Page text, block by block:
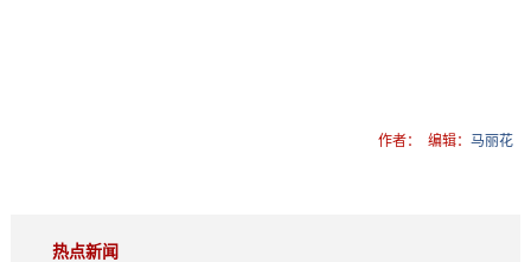
作者： 编辑：马丽花
热点新闻